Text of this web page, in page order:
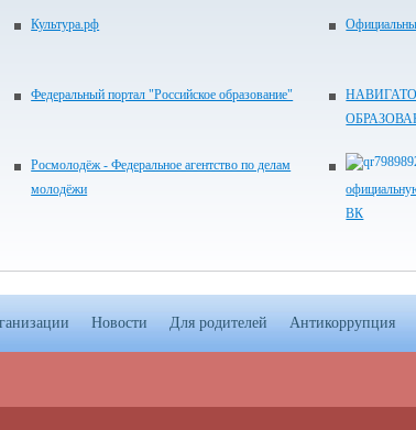
Культура.рф
Федеральный портал "Российское образование"
Росмолодёж - Федеральное агентство по делам
молодёжи
ВК
Новости Для родителей Антикоррупция